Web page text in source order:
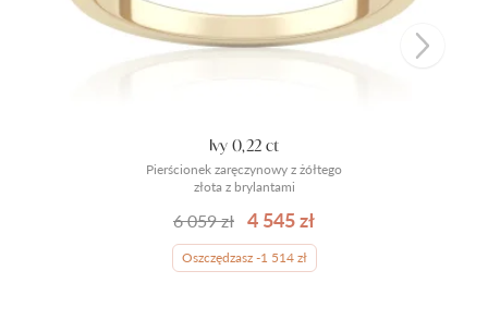
Pierścionek zaręczynowy z żółtego
złota z brylantami
Ivy 0,22 ct
6 059 zł 4 545 zł
Oszczędzasz -1 514 zł